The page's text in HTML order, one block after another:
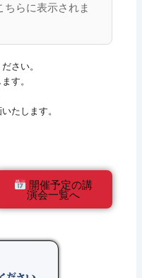
らに表示されま
さい。
す。
たします。
開催予定の講
演会一覧へ